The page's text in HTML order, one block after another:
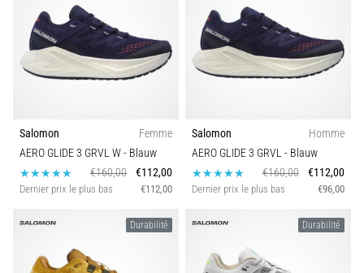
Salomon
Femme
AERO GLIDE 3 GRVL W- Blauw
€160,00
€112,00
Dernier prix le plus bas €112,00
Salomon
Homme
AERO GLIDE 3 GRVL - Blauw
€160,00
€112,00
Dernier prix le plus bas €96,00
Durabilité Durabilité